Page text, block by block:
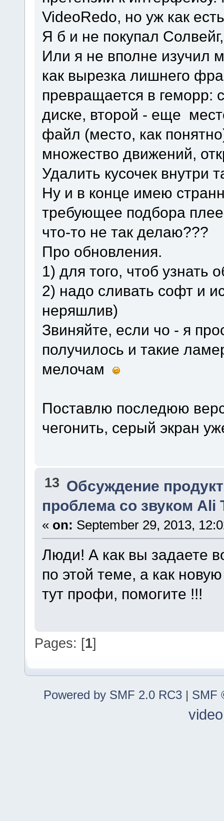
VideoRedo, но уж как
Я б и не покупал
Или я не вполне изучил
как вырезка лишнего
превращается в геморр:
диске, второй - еще
файл (место, как
множество движений,
Удалить кусочек
Ну и в конце имею
требующее подбора
что-то не так делаю???
Про обновления.
1) для того, чтоб узнать
2) надо сливать софт и
неряшлив)
Звиняйте, если чо - я
получилось и такие
мелочам
Поставлю последюю
чегонить, серый экран
13 Обсуждение
проблема со звуком Ali
« on: September 29, 2013,
Люди! А как вы задаете
по этой теме, а как
тут профи, помогите !!!
Pages: [1]
Powered by SMF 2.0 RC3 | SMF